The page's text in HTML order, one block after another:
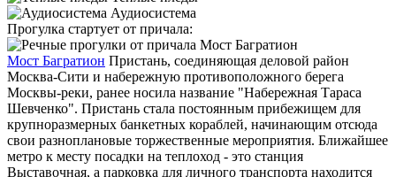
Аудиосистема
Прогулка стартует от причала:
Мост Багратион Пристань, соединяющая деловой район
Москва-Сити и набережную противоположного берега
Москвы-реки, ранее носила название "Набережная Тараса
Шевченко". Пристань стала постоянным прибежищем для
крупноразмерных банкетных кораблей, начинающим отсюда
свои разноплановые торжественные мероприятия. Ближайшее
метро к месту посадки на теплоход - это станция
Выставочная, а парковка для личного транспорта находится